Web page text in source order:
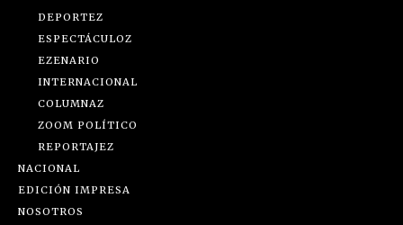
DEPORTEZ
ESPECTÁCULOZ
EZENARIO
INTERNACIONAL
COLUMNAZ
ZOOM POLÍTICO
REPORTAJEZ
NACIONAL
EDICIÓN IMPRESA
NOSOTROS